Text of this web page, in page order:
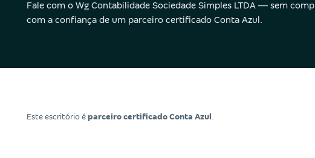
Fale com o Wg Contabilidade Sociedade Simples LTDA — sem
com a confiança de um parceiro certificado Conta Azul.
Este escritório é parceiro certificado Conta Azul .